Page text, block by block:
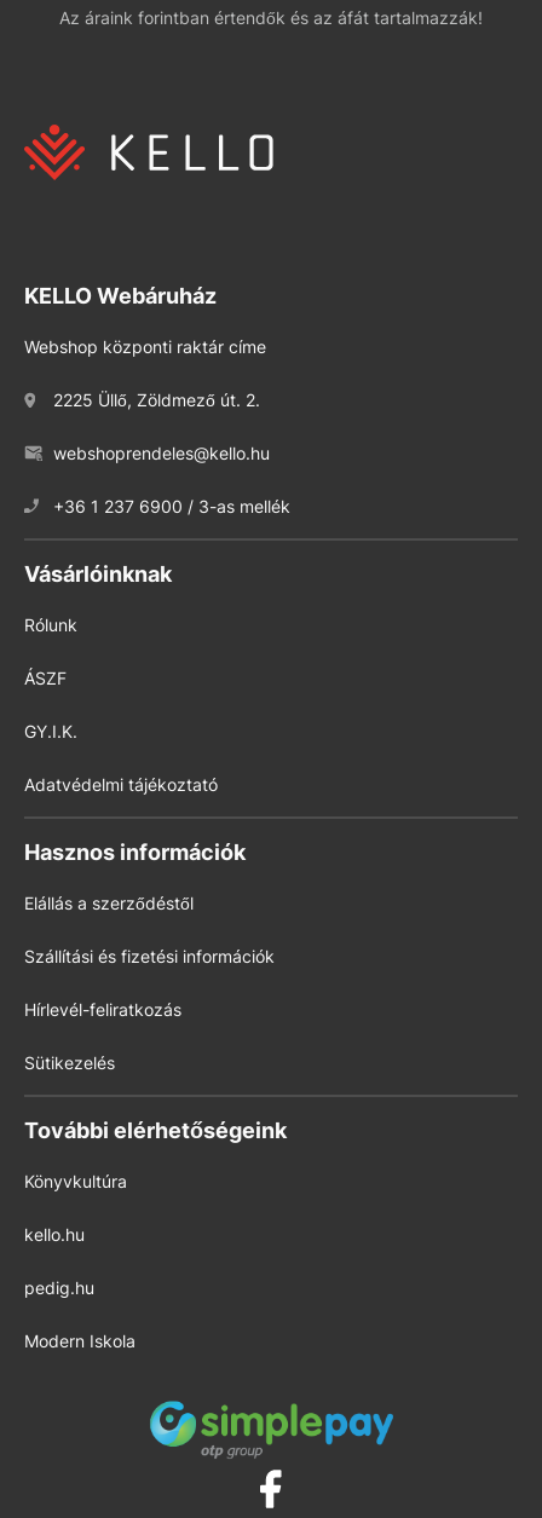
Az áraink forintban értendők és az áfát tartalmazzák!
KELLO Webáruház
Webshop központi raktár címe
2225 Üllő, Zöldmező út. 2.
webshoprendeles@kello.hu
+36 1 237 6900 / 3-as mellék
Vásárlóinknak
Rólunk
ÁSZF
GY.I.K.
Adatvédelmi tájékoztató
Hasznos információk
Elállás a szerződéstől
Szállítási és fizetési információk
Hírlevél-feliratkozás
Sütikezelés
További elérhetőségeink
Könyvkultúra
kello.hu
pedig.hu
Modern Iskola